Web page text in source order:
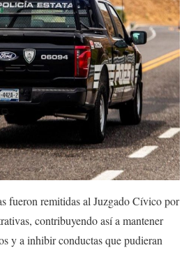
fueron remitidas al Juzgado Cívico por
contribuyendo así a mantener
y a inhibir conductas que pudieran